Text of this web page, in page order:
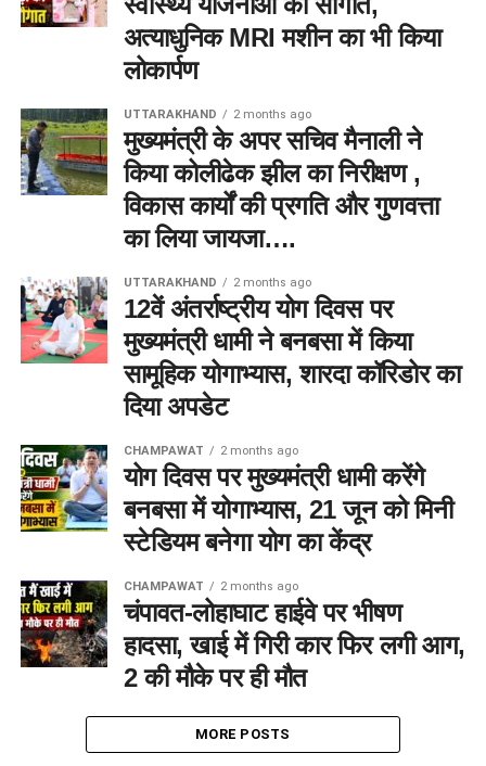
अत्याधुनिक MRI मशीन का भी किया
लोकार्पण
UTTARAKHAND 2 months ago
मुख्यमंत्री के अपर सचिव मैनाली ने
किया कोलीढेक झील का निरीक्षण ,
विकास कार्यों की प्रगति और गुणवत्ता
का लिया जायजा….
UTTARAKHAND 2 months ago
12वें अंतर्राष्ट्रीय योग दिवस पर
मुख्यमंत्री धामी ने बनबसा में किया
सामूहिक योगाभ्यास, शारदा कॉरिडोर का
दिया अपडेट
CHAMPAWAT 2 months ago
योग दिवस पर मुख्यमंत्री धामी करेंगे
बनबसा में योगाभ्यास, 21 जून को मिनी
स्टेडियम बनेगा योग का केंद्र
CHAMPAWAT 2 months ago
चंपावत-लोहाघाट हाईवे पर भीषण
हादसा, खाई में गिरी कार फिर लगी आग,
2 की मौके पर ही मौत
MORE POSTS